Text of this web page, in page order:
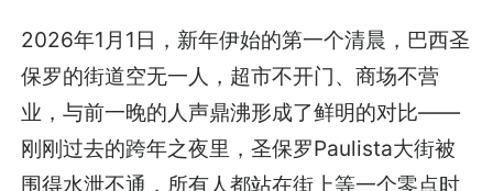
2026年1月1日，新年伊始的第一个清晨，巴西圣
保罗的街道空无一人，超市不开门、商场不营
业，与前一晚的人声鼎沸形成了鲜明的对比——
刚刚过去的跨年之夜里，圣保罗Paulista大街被
围得水泄不通，所有人都站在街上等一个零点时